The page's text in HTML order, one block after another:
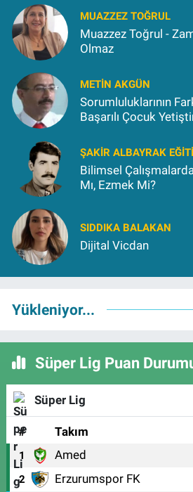
MUAZZEZ TOĞRUL
Muazzez Toğrul -
Olmaz
METIN AKGÜN
Sorumluluklarının
Başarılı Çocuk
ŞAKIR ALBAYRAK
Bilimsel
Mı, Ezmek Mi?
SIDDIKA BALAKAN
Dijital Vicdan
Yükleniyor...
Süper Lig Puan
Süper Lig
# Takım
1 Amed
2 Erzurumspor FK